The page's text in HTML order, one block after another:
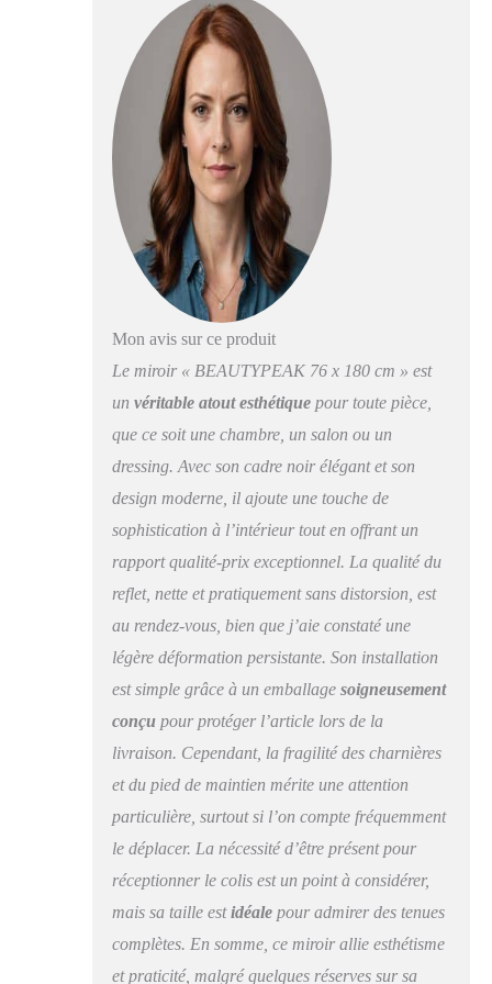
Noir
clairement Imagerie
HD et miroir
incassable : le miroir
mural utilise une
nouvelle
nanotechnologie pour
l'imagerie HD, il n'est
pas fragile. Le miroir
pleine longueur est
léger et fin et peut être
installé par une seule
personne Multifonction
: le miroir pleine
longueur peut être
porté grâce au support
pliable à l'arrière. À
l'arrière du miroir se
trouvent des crochets.
Les trois méthodes de
placement s'adaptent à
scènes Design tendance
: le cadre moderne en
aluminium de ce
miroir sur pied ajoute
de la structure au
miroir et souligne
tendance de la pièce.
Vous pouvez choisir
entre le noir et l'or qui
différents styles, qu'il
s'agisse d'une chambre
à coucher, d'un salon
ou d'un dressing Mise
à niveau de l'emballage
: pour éviter que le
endommagé pendant le
transport, nous avons
Mon avis sur ce produit
Le miroir « BEAUTYPEAK 76 x 180 cm » est
un véritable atout esthétiquepour toute pièce,
que ce soit une chambre, un salon ou un
dressing. Avec son cadre noir élégant et son
design moderne, il ajoute une touche de
sophistication à l’intérieur tout en offrant un
rapport qualité-prix exceptionnel. La qualité du
reflet, nette et pratiquement sans distorsion, est
au rendez-vous, bien que j’aie constaté une
légère déformation persistante. Son installation
est simple grâce à un emballage soigneusement
conçupour protéger l’article lors de la
livraison. Cependant, la fragilité des charnières
et du pied de maintien mérite une attention
particulière, surtout si l’on compte fréquemment
le déplacer. La nécessité d’être présent pour
réceptionner le colis est un point à considérer,
mais sa taille estidéalepour admirer des tenues
complètes. En somme, ce miroir allie esthétisme
et praticité, malgré quelques réserves sur sa